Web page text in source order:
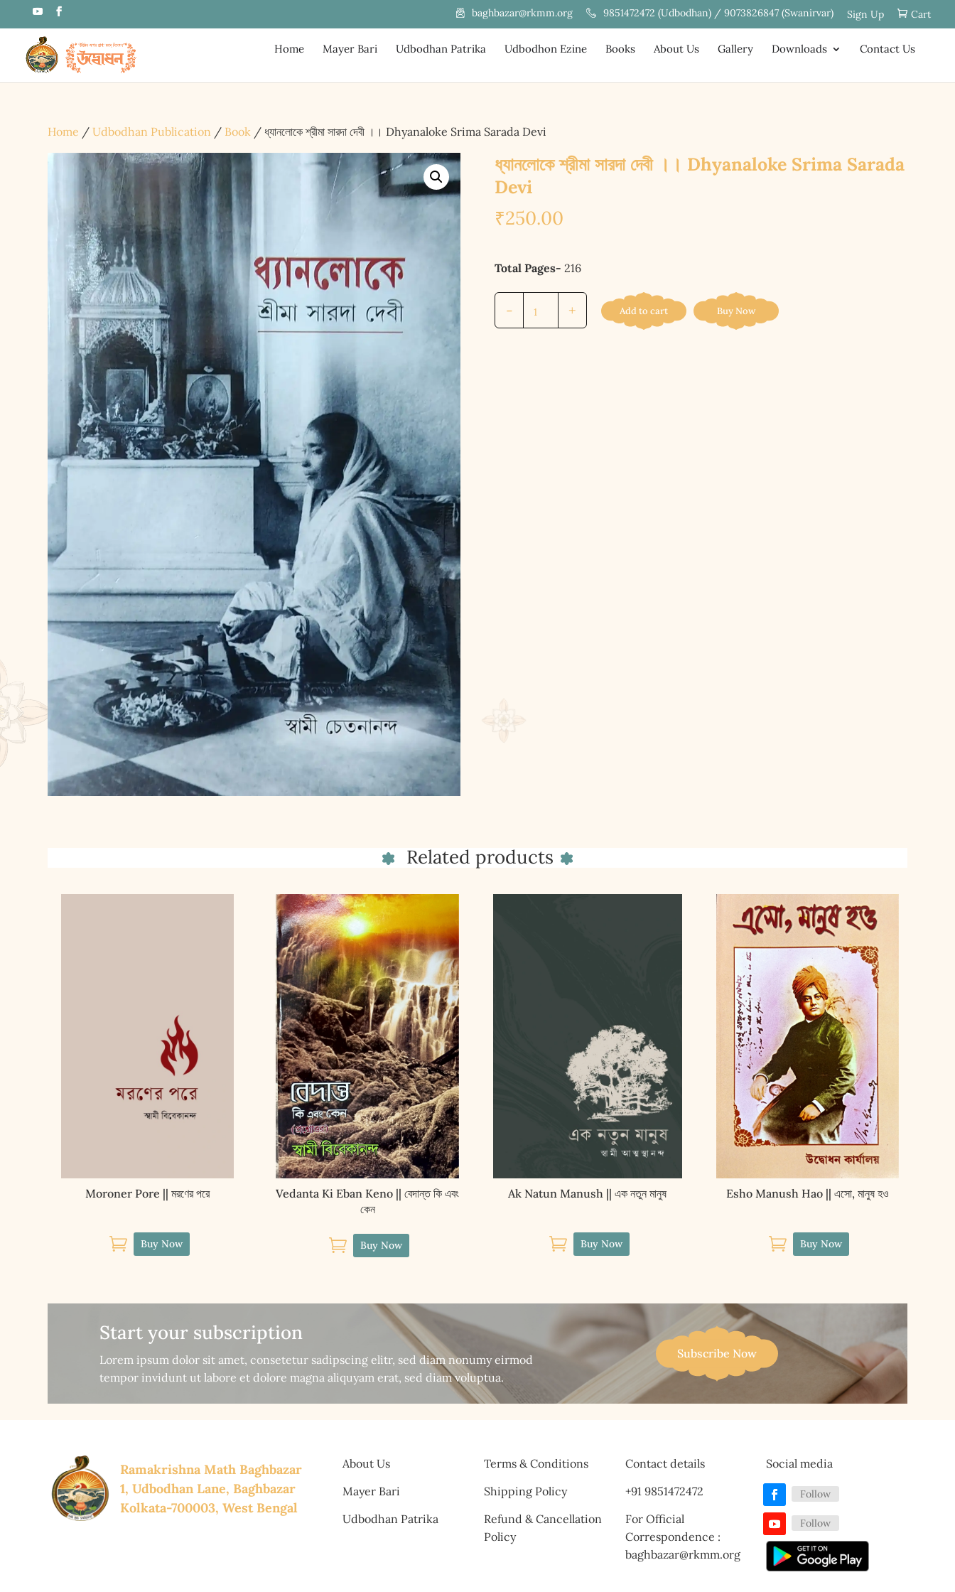
baghbazar@rkmm.org 9851472472 (Udbodhan) / 9073826847 (Swanirvar) Sign Up Cart
Home Mayer Bari Udbodhan Patrika Udbodhon Ezine Books About Us Gallery Downloads Contact Us
Home /Udbodhan Publication / Book / ধ্যানলোকে শ্রীমা সারদা দেবী ।। Dhyanaloke Srima Sarada Devi
ধ্যানলোকে শ্রীমা সারদা দেবী ।। Dhyanaloke Srima Sarada
Devi
₹250.00
Total Pages-216
- + Add to cart Buy Now
Related products
Moroner Pore || মরণের পরে
 Buy Now
Vedanta Ki Eban Keno || বেদান্ত কি এবং
কেন
 Buy Now
Ak Natun Manush || এক নতুন মানুষ
 Buy Now
Esho Manush Hao || এসো, মানুষ হও
 Buy Now
Start your subscription
Lorem ipsum dolor sit amet, consetetur sadipscing elitr, sed diam nonumy eirmod
tempor invidunt ut labore et dolore magna aliquyam erat, sed diam voluptua.
Subscribe Now
Ramakrishna Math Baghbazar
1, Udbodhan Lane, Baghbazar
Kolkata-700003, West Bengal
About Us
Mayer Bari
Udbodhan Patrika
Terms & Conditions
Shipping Policy
Refund & Cancellation
Policy
Contact details
+91 9851472472
For Official
Correspondence :
baghbazar@rkmm.org
Social media
Follow
Follow